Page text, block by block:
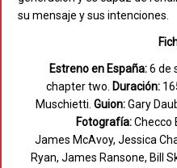
su mensaje y sus intenciones.
Estreno en España:6 de
chapter two. Duración:
Muschietti. Guion:Gary
Fotografía:Checco
James McAvoy, Jessica
Ryan, James Ransone, Bill